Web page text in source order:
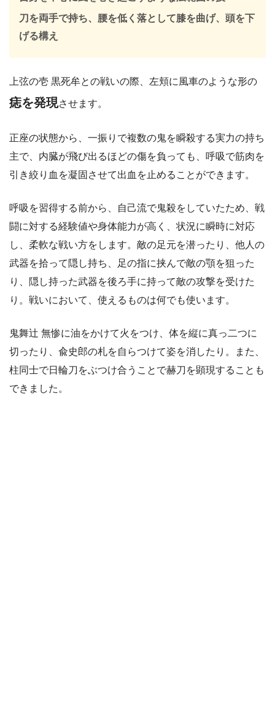
刀を両手で持ち、腰を低く落として膝を曲げ、頭を下
げる構え
上弦の壱 黒死牟との戦いの際、左頬に風車のような形の
痣を発現させます。
正座の状態から、一振りで複数の鬼を瞬殺する実力の持ち
主で、内臓が飛び出るほどの傷を負っても、呼吸で筋肉を
引き絞り血を凝固させて出血を止めることができます。
呼吸を習得する前から、自己流で鬼殺をしていたため、戦
闘に対する経験値や身体能力が高く、状況に瞬時に対応
し、柔軟な戦い方をします。敵の足元を潜ったり、他人の
武器を拾って隠し持ち、足の指に挟んで敵の顎を狙った
り、隠し持った武器を後ろ手に持って敵の攻撃を受けた
り。戦いにおいて、使えるものは何でも使います。
鬼舞辻 無惨に油をかけて火をつけ、体を縦に真っ二つに
切ったり、兪史郎の札を自らつけて姿を消したり。また、
柱同士で日輪刀をぶつけ合うことで赫刀を顕現することも
できました。